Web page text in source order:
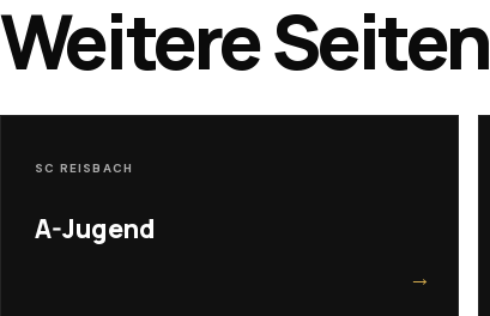
Weitere Seiten
SC REISBACH
A-Jugend
→